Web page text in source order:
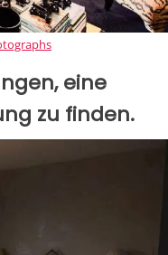
eine
zu finden.